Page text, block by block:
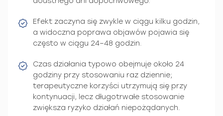
Efekt zaczyna się zwykle w ciągu kilku godzin,
a widoczna poprawa objawów pojawia się
często w ciągu 24–48 godzin.
Czas działania typowo obejmuje około 24
godziny przy stosowaniu raz dziennie;
terapeutyczne korzyści utrzymują się przy
kontynuacji, lecz długotrwałe stosowanie
zwiększa ryzyko działań niepożądanych.